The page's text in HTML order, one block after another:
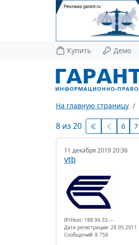
Купить Демо
На главную страницу
8 из 20 6 7
11 декабря 2019 20:36
vtb
IP/Host: 188.94.33.---
Дата регистрации: 28.05.2011
Сообщений: 8 758